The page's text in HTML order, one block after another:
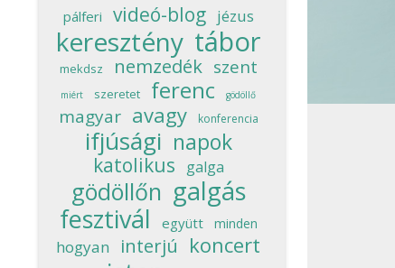
pálferi videó-blog jézus
keresztény tábor
mekdsz nemzedék szent
miért szeretet ferenc gödöllő
magyar avagy konferencia
ifjúsági napok
katolikus galga
gödöllőn galgás
fesztivál
együtt minden
hogyan interjú koncert